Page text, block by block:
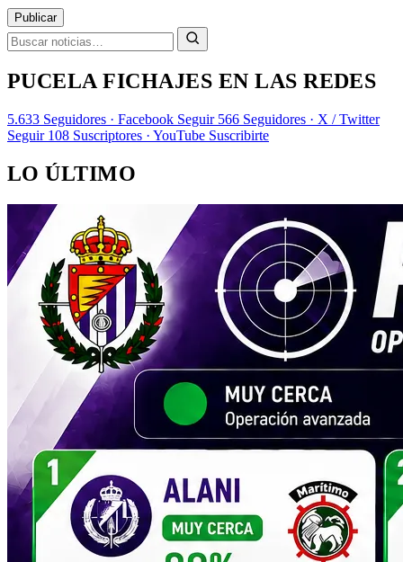
Publicar
PUCELA FICHAJES EN LAS REDES
5.633 Seguidores · Facebook Seguir 566 Seguidores · X / Twitter
Seguir 108 Suscriptores · YouTube Suscribirte
LO ÚLTIMO